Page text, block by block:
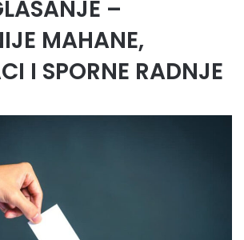
–
MAHANE,
I SPORNE RADNJE